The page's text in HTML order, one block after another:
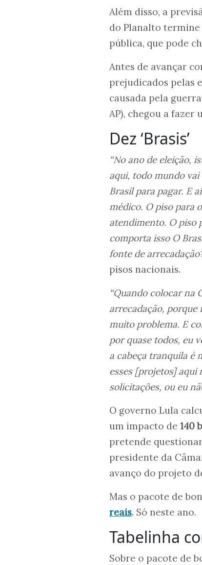
Além disso, a
do Planalto termine
pública, que pode
Antes de avançar
prejudicados pelas
causada pela
AP), chegou a fazer
Dez ‘Brasis’
“No ano de eleição,
aqui, todo mundo
Brasil para pagar. E
médico. O piso para
atendimento. O piso
comporta isso O
fonte de
pisos nacionais.
“Quando colocar na
arrecadação, porque
muito problema. E
por quase todos, eu
a cabeça tranquila é
esses [projetos] aqui
solicitações, ou eu
O governo Lula
um impacto de 140
pretende
presidente da
avanço do projeto
Mas o pacote de
reais. Só neste ano.
Tabelinha
Sobre o pacote de